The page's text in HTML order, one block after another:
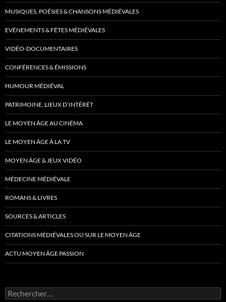
MUSIQUES, POÉSIES & CHANSONS MÉDIÉVALES
EVÈNEMENTS & FÊTES MÉDIÉVALES
VIDÉO-DOCUMENTAIRES
CONFÉRENCES & ÉMISSIONS
HUMOUR MÉDIÉVAL
PATRIMOINE, LIEUX D’INTÉRÊT
LE MOYEN ÂGE AU CINÉMA
LE MOYEN ÂGE À LA TV
MOYEN ÂGE & JEUX VIDÉO
MÉDECINE MÉDIÉVALE
ROMANS & LIVRES
SOURCES & ARTICLES
CITATIONS MÉDIÉVALES OU SUR LE MOYEN ÂGE
ACTU MOYEN ÂGE PASSION
Rechercher :